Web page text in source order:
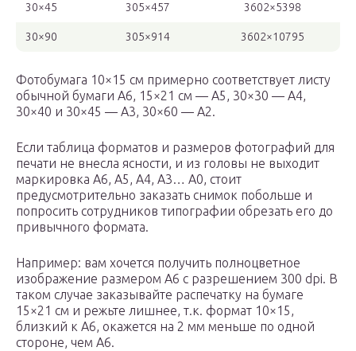
30×45 305×457 3602×5398
30×90 305×914 3602×10795
Фотобумага 10×15 см примерно соответствует листу
обычной бумаги А6, 15×21 см — А5, 30×30 — А4,
30×40 и 30×45 — А3, 30×60 — А2.
Если таблица форматов и размеров фотографий для
печати не внесла ясности, и из головы не выходит
маркировка А6, А5, А4, А3… А0, стоит
предусмотрительно заказать снимок побольше и
попросить сотрудников типографии обрезать его до
привычного формата.
Например: вам хочется получить полноцветное
изображение размером А6 с разрешением 300 dpi. В
таком случае заказывайте распечатку на бумаге
15×21 см и режьте лишнее, т.к. формат 10×15,
близкий к А6, окажется на 2 мм меньше по одной
стороне, чем А6.